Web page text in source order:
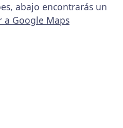
abajo encontrarás un
a Google Maps